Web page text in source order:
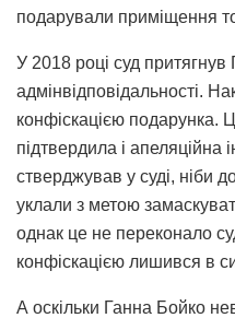
подарували приміщення
У 2018 році суд
адмінвідповідальності.
конфіскацією подарунка.
підтвердила і апеляційна
стверджував у суді, ніби
уклали з метою
однак це не переконало
конфіскацією лишився в
А оскільки Ганна Бойко